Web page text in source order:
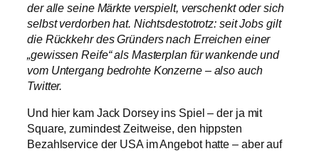
der alle seine Märkte verspielt, verschenkt oder sich
selbst verdorben hat. Nichtsdestotrotz: seit Jobs gilt
die Rückkehr des Gründers nach Erreichen einer
„gewissen Reife“ als Masterplan für wankende und
vom Untergang bedrohte Konzerne – also auch
Twitter.
Und hier kam Jack Dorsey ins Spiel – der ja mit
Square, zumindest Zeitweise, den hippsten
Bezahlservice der USA im Angebot hatte – aber auf